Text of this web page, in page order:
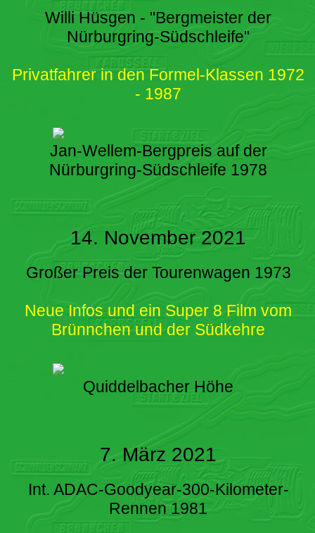
Willi Hüsgen - "Bergmeister der
Nürburgring-Südschleife"
Privatfahrer in den Formel-Klassen 1972
- 1987
Jan-Wellem-Bergpreis auf der
Nürburgring-Südschleife 1978
14. November 2021
Großer Preis der Tourenwagen 1973
Neue Infos und ein Super 8 Film vom
Brünnchen und der Südkehre
Quiddelbacher Höhe
7. März 2021
Int. ADAC-Goodyear-300-Kilometer-
Rennen 1981